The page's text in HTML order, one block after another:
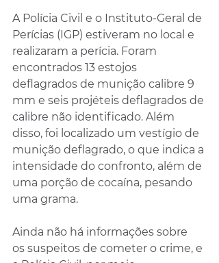
A Polícia Civil e o Instituto-Geral de
Perícias (IGP) estiveram no local e
realizaram a perícia. Foram
encontrados 13 estojos
deflagrados de munição calibre 9
mm e seis projéteis deflagrados de
calibre não identificado. Além
disso, foi localizado um vestígio de
munição deflagrado, o que indica a
intensidade do confronto, além de
uma porção de cocaína, pesando
uma grama.
Ainda não há informações sobre
os suspeitos de cometer o crime, e